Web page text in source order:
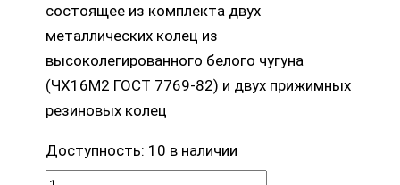
состоящее из комплекта двух
металлических колец из
высоколегированного белого чугуна
(ЧХ16М2 ГОСТ 7769-82) и двух прижимных
резиновых колец
Доступность: 10 в наличии